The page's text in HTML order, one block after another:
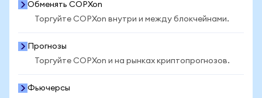
Обменять COPXon
Торгуйте COPXon внутри и между блокчейнами.
Прогнозы
Торгуйте COPXon и на рынках криптопрогнозов.
Фьючерсы